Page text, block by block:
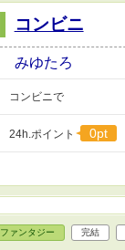
コンビニ
みゆたろ
コンビニで
24h.ポイント 0pt
ファンタジー 完結